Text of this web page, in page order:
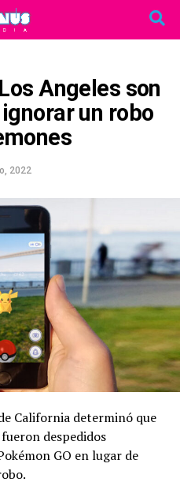
Angeles son
un robo
2022
California determinó que
despedidos
GO en lugar de